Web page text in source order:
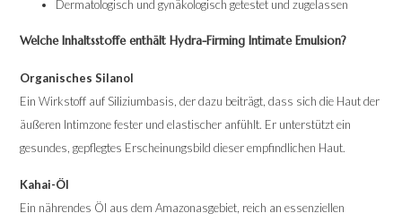
Dermatologisch und gynäkologisch getestet und zugelassen
Welche Inhaltsstoffe enthält Hydra-Firming Intimate Emulsion?
Organisches Silanol
Ein Wirkstoff auf Siliziumbasis, der dazu beiträgt, dass sich die Haut der
äußeren Intimzone fester und elastischer anfühlt. Er unterstützt ein
gesundes, gepflegtes Erscheinungsbild dieser empfindlichen Haut.
Kahai-Öl
Ein nährendes Öl aus dem Amazonasgebiet, reich an essenziellen